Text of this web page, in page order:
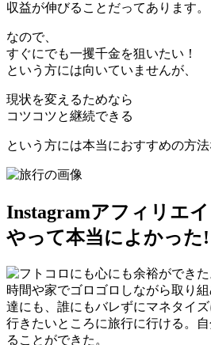
収益が伸びることだってあります。
なので、
すぐにでも一攫千金を狙いたい！
という方には向いていませんが、
現状を変えるためなら
コツコツと継続できる
という方には本当におすすめの方法
Instagramアフィリエ
やって本当によかった